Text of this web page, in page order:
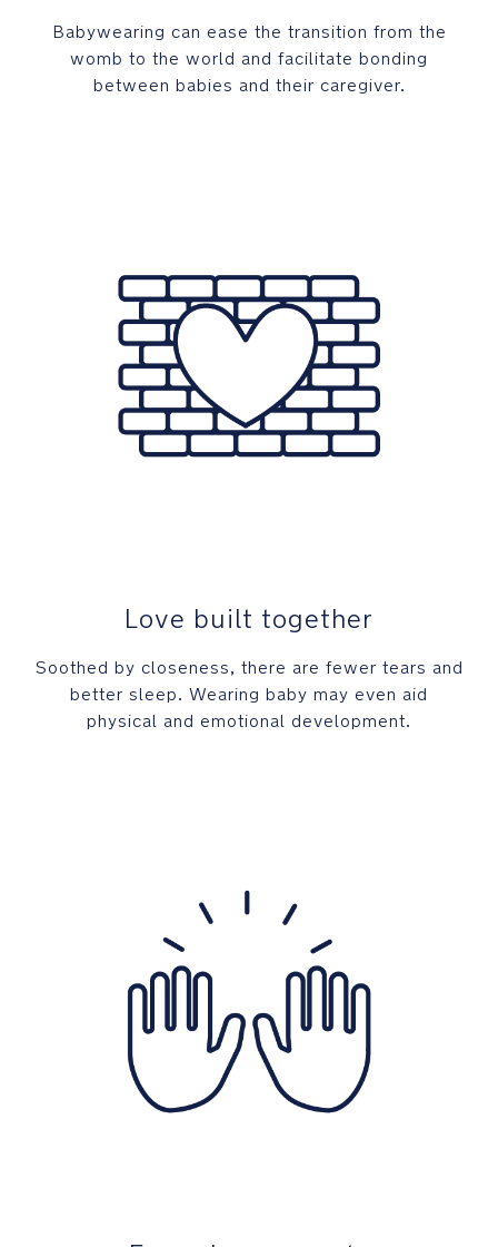
Babywearing can ease the transition from the
womb to the world and facilitate bonding
between babies and their caregiver.
Love built together
Soothed by closeness, there are fewer tears and
better sleep. Wearing baby may even aid
physical and emotional development.